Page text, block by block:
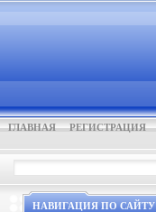
ГЛАВНАЯ РЕГИСТРАЦИЯ
НАВИГАЦИЯ ПО САЙТУ